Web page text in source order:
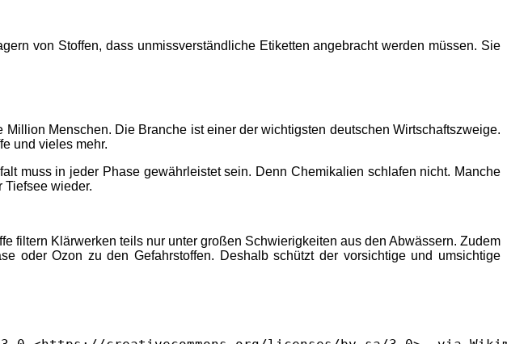
von Stoffen, dass unmissverständliche Etiketten angebracht werden müssen. Sie
Menschen. Die Branche ist einer der wichtigsten deutschen Wirtschaftszweige.
und vieles mehr.
muss in jeder Phase gewährleistet sein. Denn Chemikalien schlafen nicht. Manche
wieder.
filtern Klärwerken teils nur unter großen Schwierigkeiten aus den Abwässern. Zudem
oder Ozon zu den Gefahrstoffen. Deshalb schützt der vorsichtige und umsichtige